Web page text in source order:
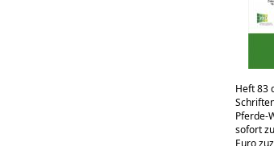
Heft 83
Pferde-
sofort
Euro